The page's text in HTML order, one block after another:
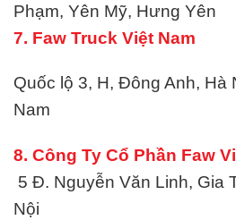
Phạm, Yên Mỹ, Hưng Yên
7. Faw Truck Việt Nam
Quốc lộ 3, H, Đông Anh, Hà
Nam
8. Công Ty Cổ Phần Faw
5 Đ. Nguyễn Văn Linh, Gia
Nội